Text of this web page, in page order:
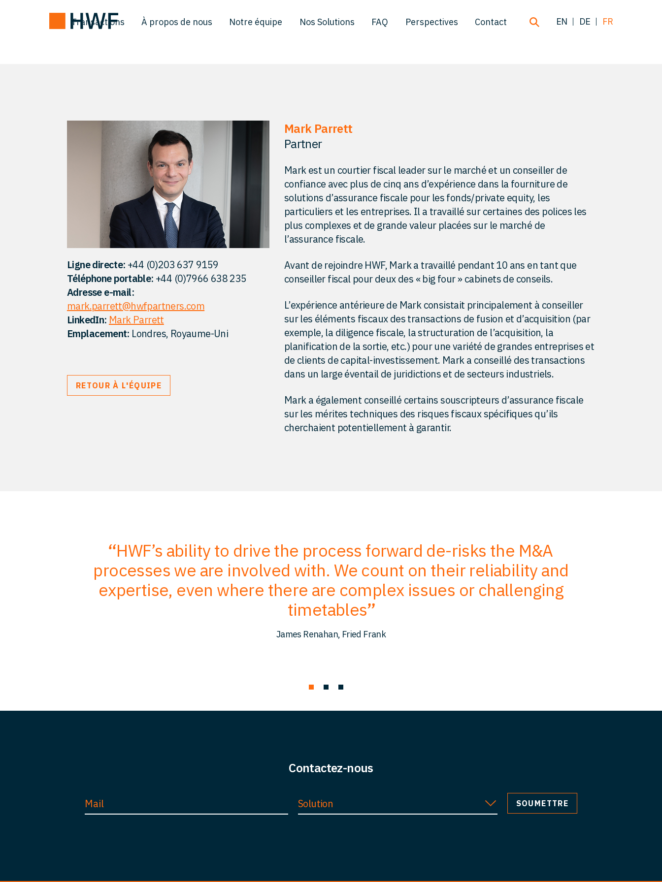
Transactions À propos de nous Notre équipe Nos Solutions FAQ Perspectives Contact EN DE FR
Ligne directe: +44 (0)203 637 9159
Téléphone portable: +44 (0)7966 638 235
Adresse e-mail:
mark.parrett@hwfpartners.com
LinkedIn: Mark Parrett
Emplacement: Londres, Royaume-Uni
RETOUR À L'ÉQUIPE
Mark Parrett
Partner
Mark est un courtier fiscal leader sur le marché et un conseiller de
confiance avec plus de cinq ans d’expérience dans la fourniture de
solutions d’assurance fiscale pour les fonds/private equity, les
particuliers et les entreprises. Il a travaillé sur certaines des polices les
plus complexes et de grande valeur placées sur le marché de
l’assurance fiscale.
Avant de rejoindre HWF, Mark a travaillé pendant 10 ans en tant que
conseiller fiscal pour deux des « big four » cabinets de conseils.
L’expérience antérieure de Mark consistait principalement à conseiller
sur les éléments fiscaux des transactions de fusion et d’acquisition (par
exemple, la diligence fiscale, la structuration de l’acquisition, la
planification de la sortie, etc.) pour une variété de grandes entreprises et
de clients de capital-investissement. Mark a conseillé des transactions
dans un large éventail de juridictions et de secteurs industriels.
Mark a également conseillé certains souscripteurs d’assurance fiscale
sur les mérites techniques des risques fiscaux spécifiques qu’ils
cherchaient potentiellement à garantir.
HWF’s ability to drive the process forward de-risks the M&A
processes we are involved with. We count on their reliability and
expertise, even where there are complex issues or challenging
timetables
James Renahan, Fried Frank
Contactez-nous
Solution